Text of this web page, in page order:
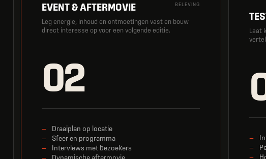
EVENT & AFTERMOVIE BELEVING
Leg energie, inhoud en ontmoetingen vast en bouw
direct interesse op voor een volgende editie.
02
Draaiplan op locatie
Sfeer en programma
Interviews met bezoekers
Dynamische aftermovie
Laat